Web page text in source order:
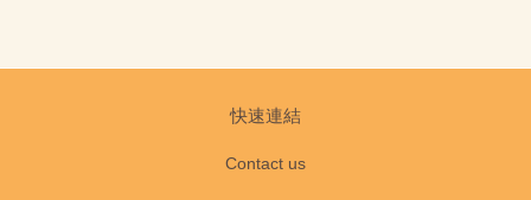
快速連結
Contact us